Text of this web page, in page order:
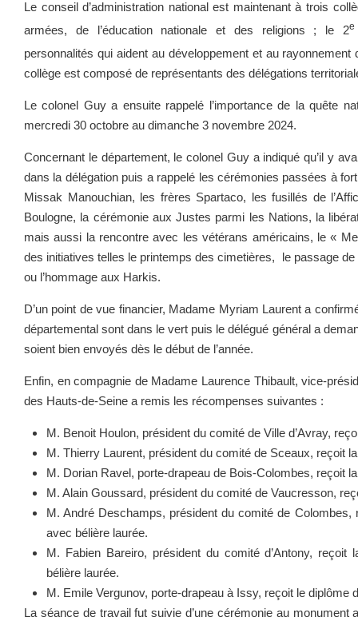
Le conseil d’administration national est maintenant à trois
armées, de l’éducation nationale et des religions ; le 2e
personnalités qui aident au développement et au rayonnement
collège est composé de représentants des délégations
Le colonel Guy a ensuite rappelé l’importance de la quête
mercredi 30 octobre au dimanche 3 novembre 2024.
Concernant le département, le colonel Guy a indiqué qu’il y
dans la délégation puis a rappelé les cérémonies passées à
Missak Manouchian, les frères Spartaco, les fusillés de
Boulogne, la cérémonie aux Justes parmi les Nations, la
mais aussi la rencontre avec les vétérans américains, le «
des initiatives telles le printemps des cimetières, le passage
ou l’hommage aux Harkis.
D’un point de vue financier, Madame Myriam Laurent a
départemental sont dans le vert puis le délégué général a
soient bien envoyés dès le début de l’année.
Enfin, en compagnie de Madame Laurence Thibault, vice-
des Hauts-de-Seine a remis les récompenses suivantes :
M. Benoit Houlon, président du comité de Ville d’Avray,
M. Thierry Laurent, président du comité de Sceaux, reçoit
M. Dorian Ravel, porte-drapeau de Bois-Colombes, reçoit
M. Alain Goussard, président du comité de Vaucresson,
M. André Deschamps, président du comité de Colombes,
avec bélière laurée.
M. Fabien Bareiro, président du comité d’Antony, reçoit
bélière laurée.
M. Emile Vergunov, porte-drapeau à Issy, reçoit le diplôme
La séance de travail fut suivie d’une cérémonie au monument